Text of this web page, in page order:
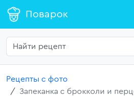
Поварок
Рецепты с фото
Запеканка с брокколи и